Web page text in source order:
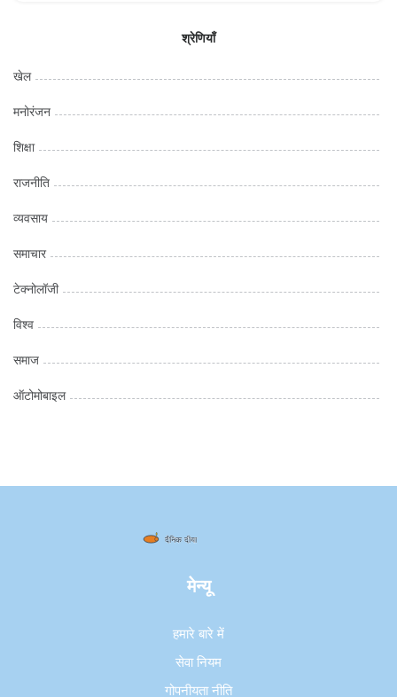
श्रेणियाँ
खेल
मनोरंजन
शिक्षा
राजनीति
व्यवसाय
समाचार
टेक्नोलॉजी
विश्व
समाज
ऑटोमोबाइल
मेन्यू
हमारे बारे में
सेवा नियम
गोपनीयता नीति